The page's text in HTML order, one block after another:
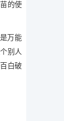
的使
万能
别人
白破